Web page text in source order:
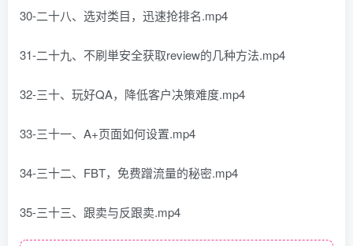
30-二十八、选对类目，迅速抢排名.mp4
31-二十九、不刷単安全获取review的几种方法.mp4
32-三十、玩好QA，降低客户决策难度.mp4
33-三十一、A+页面如何设置.mp4
34-三十二、FBT，免费蹭流量的秘密.mp4
35-三十三、跟卖与反跟卖.mp4